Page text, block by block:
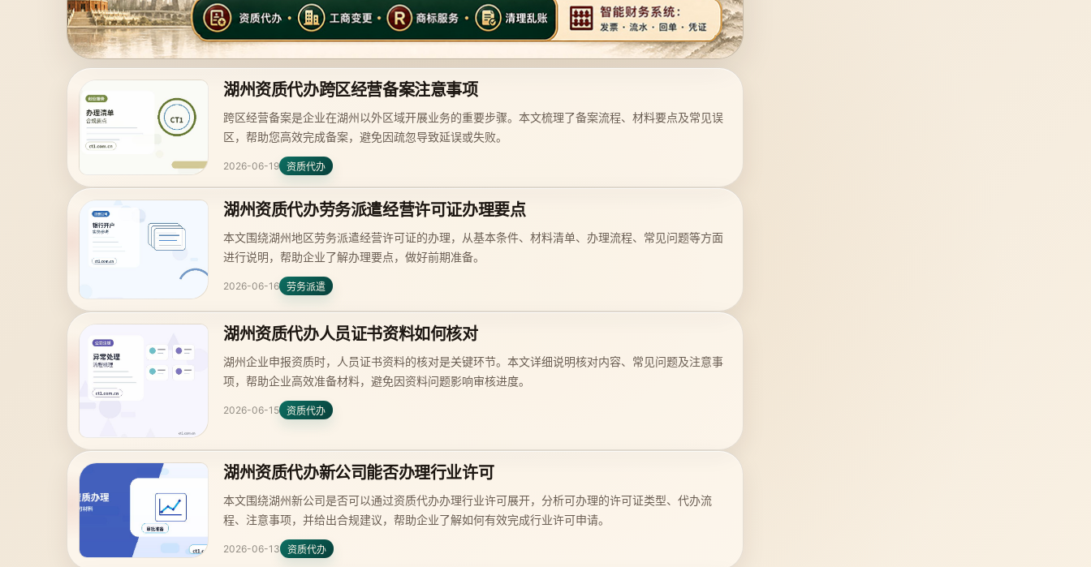
湖州资质代办跨区经营备案注意事项
跨区经营备案是企业在湖州以外区域开展业务的重要步骤。本文梳理了备案流程、材料要点及常见误
区，帮助您高效完成备案，避免因疏忽导致延误或失败。
2026-06-19 资质代办
湖州资质代办劳务派遣经营许可证办理要点
本文围绕湖州地区劳务派遣经营许可证的办理，从基本条件、材料清单、办理流程、常见问题等方面
进行说明，帮助企业了解办理要点，做好前期准备。
2026-06-16 劳务派遣
湖州资质代办人员证书资料如何核对
湖州企业申报资质时，人员证书资料的核对是关键环节。本文详细说明核对内容、常见问题及注意事
项，帮助企业高效准备材料，避免因资料问题影响审核进度。
2026-06-15 资质代办
湖州资质代办新公司能否办理行业许可
本文围绕湖州新公司是否可以通过资质代办办理行业许可展开，分析可办理的许可证类型、代办流
程、注意事项，并给出合规建议，帮助企业了解如何有效完成行业许可申请。
2026-06-13 资质代办